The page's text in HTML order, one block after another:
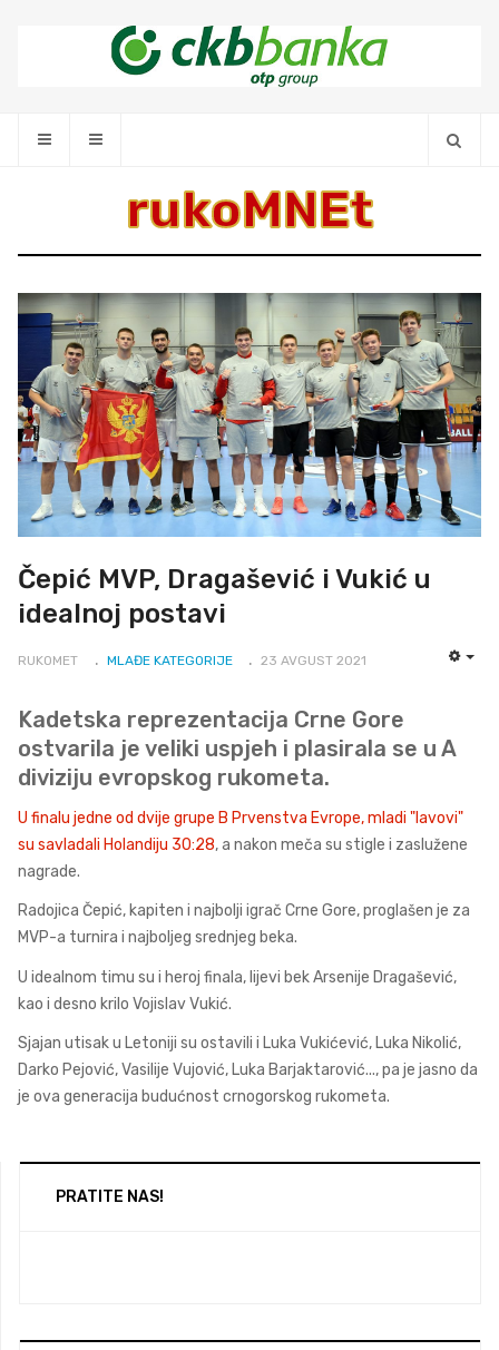
rukoMNEt
Čepić MVP, Dragašević i Vukić u
idealnoj postavi
RUKOMET MLAĐE KATEGORIJE 23 AVGUST 2021
Kadetska reprezentacija Crne Gore
ostvarila je veliki uspjeh i plasirala se u A
diviziju evropskog rukometa.
U finalu jedne od dvije grupe B Prvenstva Evrope, mladi "lavovi"
su savladali Holandiju 30:28, a nakon meča su stigle i zaslužene
nagrade.
Radojica Čepić, kapiten i najbolji igrač Crne Gore, proglašen je za
MVP-a turnira i najboljeg srednjeg beka.
U idealnom timu su i heroj finala, lijevi bek Arsenije Dragašević,
kao i desno krilo Vojislav Vukić.
Sjajan utisak u Letoniji su ostavili i Luka Vukićević, Luka Nikolić,
Darko Pejović, Vasilije Vujović, Luka Barjaktarović..., pa je jasno da
je ova generacija budućnost crnogorskog rukometa.
PRATITE NAS!